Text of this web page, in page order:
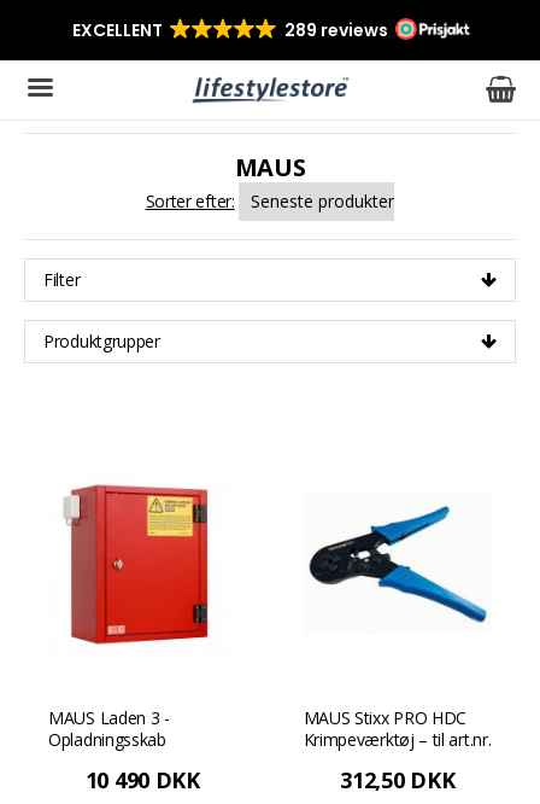
Produktet er blevet tilføjet til din indkøbskurv
MAUS
Sorter efter:
Filter
Produktgrupper
MAUS Laden 3 -
Opladningsskab
10 490 DKK
MAUS Stixx PRO HDC
Krimpeværktøj – til art.nr.
312,50 DKK